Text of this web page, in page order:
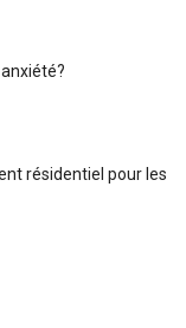
résidentiel pour les